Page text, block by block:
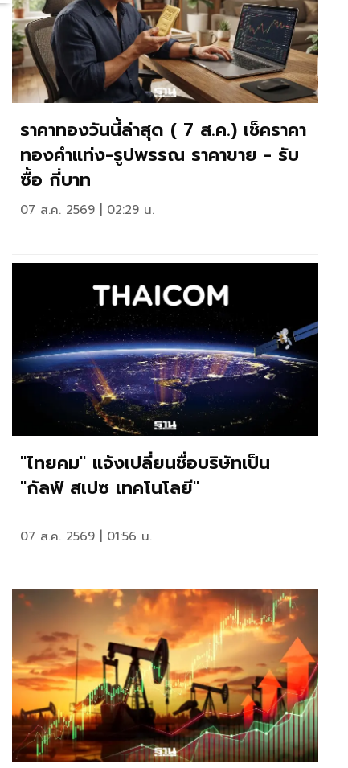
ราคาทองวันนี้ล่าสุด ( 7 ส.ค.) เช็คราคา
ทองคำแท่ง-รูปพรรณ ราคาขาย - รับ
ซื้อ กี่บาท
07 ส.ค. 2569 | 02:29 น.
"ไทยคม" แจ้งเปลี่ยนชื่อบริษัทเป็น
"กัลฟ์ สเปซ เทคโนโลยี"
07 ส.ค. 2569 | 01:56 น.